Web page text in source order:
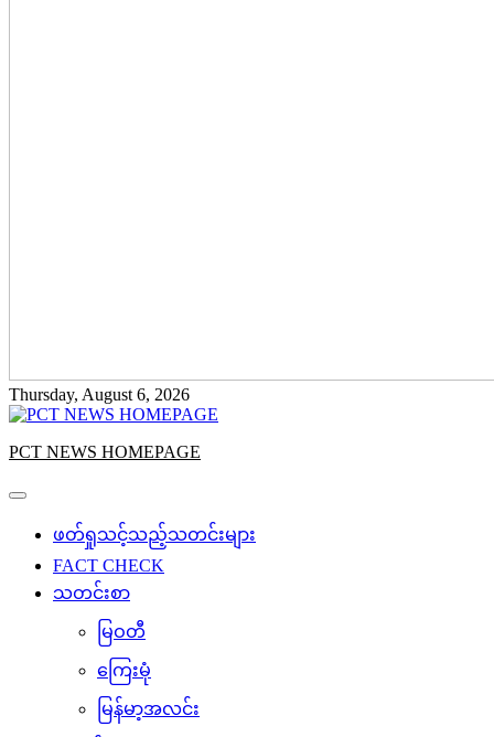
Thursday, August 6, 2026
PCT NEWS HOMEPAGE
ဖတ်ရှုသင့်သည့်သတင်းများ
FACT CHECK
သတင်းစာ
မြဝတီ
ကြေးမုံ
မြန်မာ့အလင်း